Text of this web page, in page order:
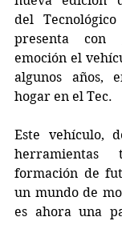
del
presenta con
emoción el
algunos años,
hogar en el Tec.
Este vehículo,
formación de
un mundo de
es ahora una